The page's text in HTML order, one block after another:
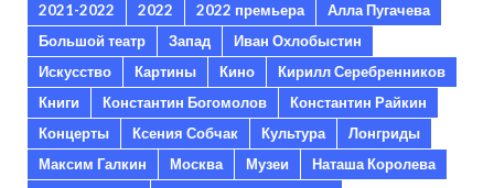
2021-2022
2022 2022 премьера
Алла Пугачева
Большой театр
Запад
Иван Охлобыстин
Искусство
Картины Кино
Кирилл Серебренников
Книги
Константин Богомолов
Константин Райкин
Концерты
Ксения Собчак Культура
Лонгриды
Максим Галкин
Москва Музеи
Наташа Королева